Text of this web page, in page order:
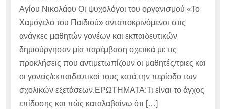
Αγίου Νικολάου Οι ψυχολόγοι του οργανισμού «Το
Χαμόγελο του Παιδιού» ανταποκρινόμενοι στις
ανάγκες μαθητών γονέων και εκπαιδευτικών
δημιούργησαν μία παρέμβαση σχετικά με τις
προκλήσεις που αντιμετωπίζουν οι μαθητές/τριες και
οι γονείς/εκπαιδευτικοί τους κατά την περίοδο των
σχολικών εξετάσεων.ΕΡΩΤΗΜΑΤΑ:Τι είναι το άγχος
επίδοσης και πώς καταλαβαίνω ότι […]